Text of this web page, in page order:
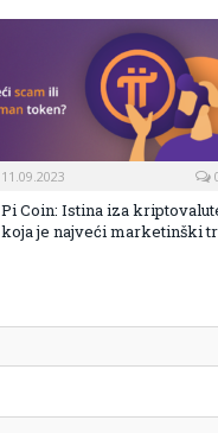
11.09.2023
Pi Coin: Istina iza
koja je najveći marketinški